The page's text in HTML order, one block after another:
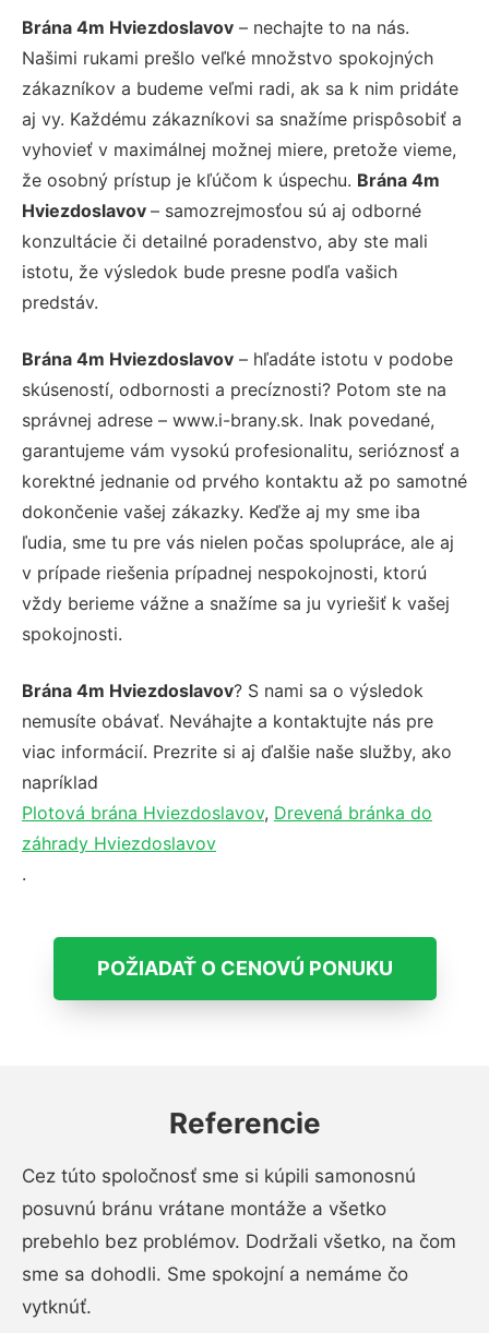
Brána 4m Hviezdoslavov – nechajte to na nás.
Našimi rukami prešlo veľké množstvo spokojných
zákazníkov a budeme veľmi radi, ak sa k nim pridáte
aj vy. Každému zákazníkovi sa snažíme prispôsobiť a
vyhovieť v maximálnej možnej miere, pretože vieme,
že osobný prístup je kľúčom k úspechu. Brána 4m
Hviezdoslavov – samozrejmosťou sú aj odborné
konzultácie či detailné poradenstvo, aby ste mali
istotu, že výsledok bude presne podľa vašich
predstáv.
Brána 4m Hviezdoslavov – hľadáte istotu v podobe
skúseností, odbornosti a precíznosti? Potom ste na
správnej adrese – www.i-brany.sk. Inak povedané,
garantujeme vám vysokú profesionalitu, serióznosť a
korektné jednanie od prvého kontaktu až po samotné
dokončenie vašej zákazky. Keďže aj my sme iba
ľudia, sme tu pre vás nielen počas spolupráce, ale aj
v prípade riešenia prípadnej nespokojnosti, ktorú
vždy berieme vážne a snažíme sa ju vyriešiť k vašej
spokojnosti.
Brána 4m Hviezdoslavov? S nami sa o výsledok
nemusíte obávať. Neváhajte a kontaktujte nás pre
viac informácií. Prezrite si aj ďalšie naše služby, ako
napríklad
Plotová brána Hviezdoslavov, Drevená bránka do
záhrady Hviezdoslavov
.
POŽIADAŤ O CENOVÚ PONUKU
Referencie
Cez túto spoločnosť sme si kúpili samonosnú
posuvnú bránu vrátane montáže a všetko
prebehlo bez problémov. Dodržali všetko, na čom
sme sa dohodli. Sme spokojní a nemáme čo
vytknúť.